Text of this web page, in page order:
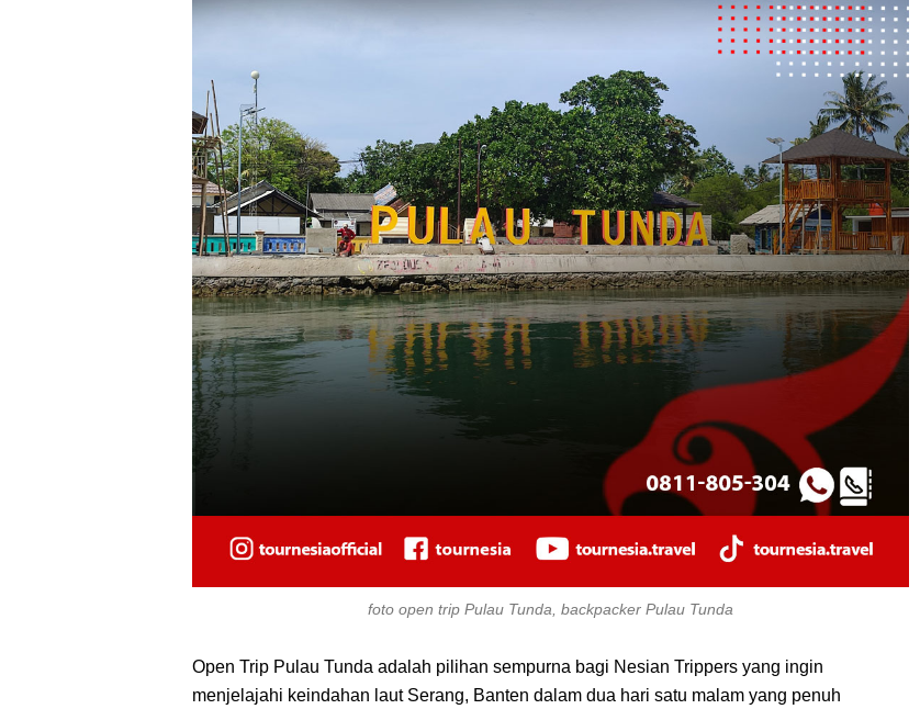
foto open trip Pulau Tunda, backpacker Pulau Tunda
Open Trip Pulau Tunda adalah pilihan sempurna bagi Nesian Trippers yang ingin
menjelajahi keindahan laut Serang, Banten dalam dua hari satu malam yang penuh